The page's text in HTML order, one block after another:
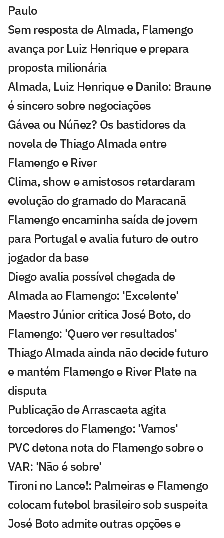
Paulo
Sem resposta de Almada, Flamengo
avança por Luiz Henrique e prepara
proposta milionária
Almada, Luiz Henrique e Danilo: Braune
é sincero sobre negociações
Gávea ou Núñez? Os bastidores da
novela de Thiago Almada entre
Flamengo e River
Clima, show e amistosos retardaram
evolução do gramado do Maracanã
Flamengo encaminha saída de jovem
para Portugal e avalia futuro de outro
jogador da base
Diego avalia possível chegada de
Almada ao Flamengo: 'Excelente'
Maestro Júnior critica José Boto, do
Flamengo: 'Quero ver resultados'
Thiago Almada ainda não decide futuro
e mantém Flamengo e River Plate na
disputa
Publicação de Arrascaeta agita
torcedores do Flamengo: 'Vamos'
PVC detona nota do Flamengo sobre o
VAR: 'Não é sobre'
Tironi no Lance!: Palmeiras e Flamengo
colocam futebol brasileiro sob suspeita
José Boto admite outras opções e